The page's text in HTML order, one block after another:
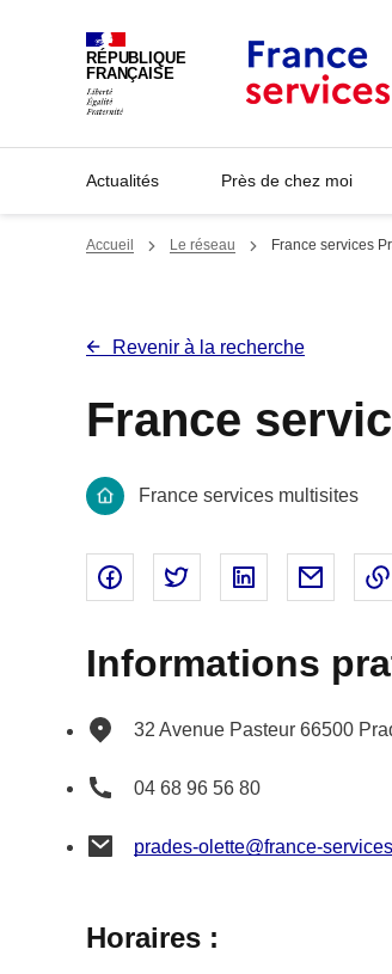
RÉPUBLIQUE
FRANÇAISE
Actualités Près de chez moi
Accueil Le réseau France services
Revenir à la recherche
France
France services multisites
Partager sur Facebook -
Partager sur Twitter -
Partager sur
Informations
32 Avenue Pasteur 66500
04 68 96 56 80
prades-olette@france-
Horaires :